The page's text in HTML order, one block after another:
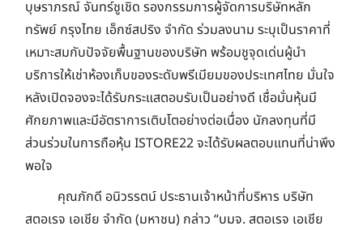
บุษราภรณ์ จันทร์ชูเชิด รองกรรมการผู้จัดการบริษัทหลัก
ทรัพย์ กรุงไทย เอ็กซ์สปริง จำกัด ร่วมลงนาม ระบุเป็นราคาที่
เหมาะสมกับปัจจัยพื้นฐานของบริษัท พร้อมชูจุดเด่นผู้นำ
บริการให้เช่าห้องเก็บของระดับพรีเมียมของประเทศไทย มั่นใจ
หลังเปิดจองจะได้รับกระแสตอบรับเป็นอย่างดี เชื่อมั่นหุ้นมี
ศักยภาพและมีอัตราการเติบโตอย่างต่อเนื่อง นักลงทุนที่มี
ส่วนร่วมในการถือหุ้น ISTORE22 จะได้รับผลตอบแทนที่น่าพึง
พอใจ
คุณภักดี อนิวรรตน์ ประธานเจ้าหน้าที่บริหาร บริษัท
สตอเรจ เอเชีย จำกัด (มหาชน) กล่าว “บมจ. สตอเรจ เอเชีย